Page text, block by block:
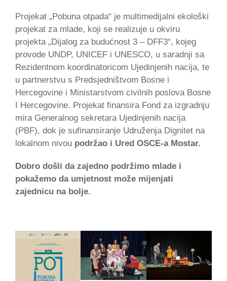
Projekat „Pobuna otpada“ je multimedijalni ekološki
projekat za mlade, koji se realizuje u okviru
projekta „Dijalog za budućnost 3 – DFF3“, kojeg
provode UNDP, UNICEF i UNESCO, u saradnji sa
Rezidentnom koordinatoricom Ujedinjenih nacija, te
u partnerstvu s Predsjedništvom Bosne i
Hercegovine i Ministarstvom civilnih poslova Bosne
I Hercegovine. Projekat finansira Fond za izgradnju
mira Generalnog sekretara Ujedinjenih nacija
(PBF), dok je sufinansiranje Udruženja Dignitet na
lokalnom nivou podržao i Ured OSCE-a Mostar.
Dobro došli da zajedno podržimo mlade i
pokažemo da umjetnost može mijenjati
zajednicu na bolje.